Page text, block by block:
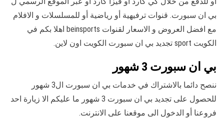
بي ان سبورت. قنوات ترفيهية أو رياضية أو للمسلسلات و الافلام
مع افضل العروض و الاسعار لقنوات beinsports اهلا بكم في
الكويت sport تجديد بي ان سبورت الكويت اون لاين.
بي ان سبورت 3 شهور
ننصح دائما بالاشتراك في خدمات بي ان سبورت ال3 شهور
للحصول على تجديد بي ان سبورت 3 شهور ما عليكم الا زيارة احد
فروعنا أو الدخول الى موقعنا على الانترنت.